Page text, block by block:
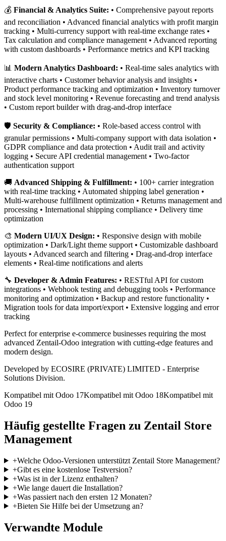
💰 Financial & Analytics Suite: • Comprehensive payout reports
and reconciliation • Advanced financial analytics with profit margin
tracking • Multi-currency support with real-time exchange rates •
Tax calculation and compliance management • Advanced reporting
with custom dashboards • Performance metrics and KPI tracking
📊 Modern Analytics Dashboard: • Real-time sales analytics with
interactive charts • Customer behavior analysis and insights •
Product performance tracking and optimization • Inventory turnover
and stock level monitoring • Revenue forecasting and trend analysis
• Custom report builder with drag-and-drop interface
🛡️ Security & Compliance: • Role-based access control with
granular permissions • Multi-company support with data isolation •
GDPR compliance and data protection • Audit trail and activity
logging • Secure API credential management • Two-factor
authentication support
🚚 Advanced Shipping & Fulfillment: • 100+ carrier integration
with real-time tracking • Automated shipping label generation •
Multi-warehouse fulfillment optimization • Returns management and
processing • International shipping compliance • Delivery time
optimization
🎨 Modern UI/UX Design: • Responsive design with mobile
optimization • Dark/Light theme support • Customizable dashboard
layouts • Advanced search and filtering • Drag-and-drop interface
elements • Real-time notifications and alerts
🔧 Developer & Admin Features: • RESTful API for custom
integrations • Webhook testing and debugging tools • Performance
monitoring and optimization • Backup and restore functionality •
Migration tools for data import/export • Extensive logging and error
tracking
Perfect for enterprise e-commerce businesses requiring the most
advanced Zentail-Odoo integration with cutting-edge features and
modern design.
Developed by ECOSIRE (PRIVATE) LIMITED - Enterprise
Solutions Division.
Kompatibel mit Odoo 17Kompatibel mit Odoo 18Kompatibel mit
Odoo 19
Häufig gestellte Fragen zu Zentail Store
Management
+Welche Odoo-Versionen unterstützt Zentail Store Management?
+Gibt es eine kostenlose Testversion?
+Was ist in der Lizenz enthalten?
+Wie lange dauert die Installation?
+Was passiert nach den ersten 12 Monaten?
+Bieten Sie Hilfe bei der Umsetzung an?
Verwandte Module